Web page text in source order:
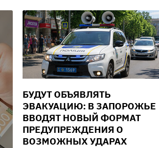
БУДУТ ОБЪЯВЛЯТЬ
ЭВАКУАЦИЮ: В ЗАПОРОЖЬЕ
ВВОДЯТ НОВЫЙ ФОРМАТ
ПРЕДУПРЕЖДЕНИЯ О
ВОЗМОЖНЫХ УДАРАХ